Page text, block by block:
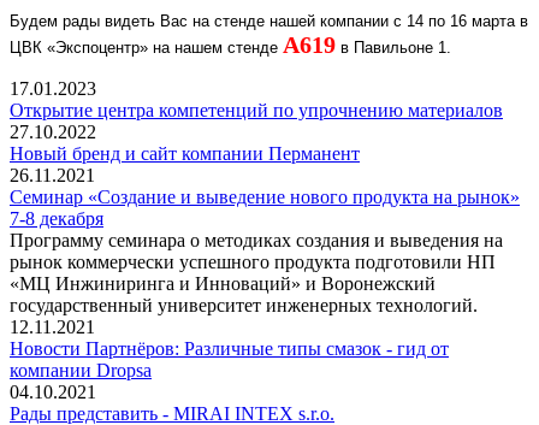
Будем рады видеть Вас на стенде нашей компании с 14 по 16 марта в
ЦВК «Экспоцентр» на нашем стенде A619 в Павильоне 1.
17.01.2023
Открытие центра компетенций по упрочнению материалов
27.10.2022
Новый бренд и сайт компании Перманент
26.11.2021
Семинар «Создание и выведение нового продукта на рынок»
7-8 декабря
Программу семинара о методиках создания и выведения на
рынок коммерчески успешного продукта подготовили НП
«МЦ Инжиниринга и Инноваций» и Воронежский
государственный университет инженерных технологий.
12.11.2021
Новости Партнёров: Различные типы смазок - гид от
компании Dropsa
04.10.2021
Рады представить - MIRAI INTEX s.r.o.